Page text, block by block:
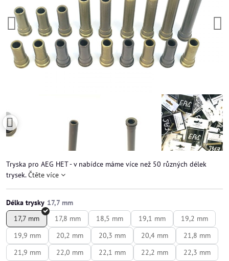
Tryska pro AEG HET - v nabídce máme více než 50 různých délek
trysek.Čtěte více
Délka trysky
17,7 mm
17,8 mm 18,5 mm 19,1 mm
19,2 mm
19,9 mm
20,2 mm 20,3 mm 20,4 mm
21,8 mm
21,9 mm
22,0 mm 22,1 mm 22,2 mm
22,3 mm